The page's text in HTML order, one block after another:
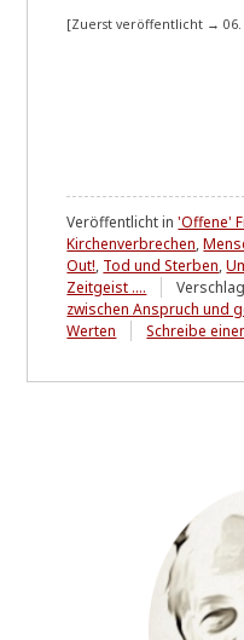
[Zuerst ver­öf­fent­licht → 06.
Veröffentlicht in'Offene'
Kirchenverbrechen,
Out!, Tod und Sterben,
Zeitgeist ....
zwischen Anspruch und
Werten
Schreibe